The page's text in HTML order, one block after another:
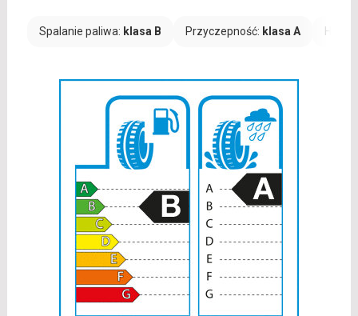
Spalanie paliwa: klasa B Przyczepność: klasa A Hałas: